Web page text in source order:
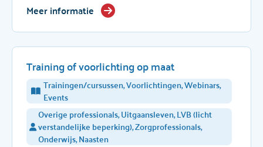
Meer informatie
Training of voorlichting op maat
Trainingen/cursussen, Voorlichtingen, Webinars,
Events
Overige professionals, Uitgaansleven, LVB (licht
verstandelijke beperking), Zorgprofessionals,
Onderwijs, Naasten